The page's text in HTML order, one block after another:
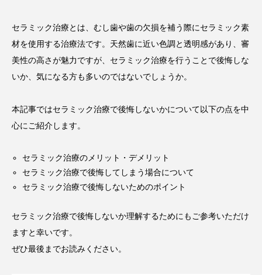
コラム セラミック
セラミック治療とは、むし歯や歯の欠損を補う際にセラミック素
材を使用する治療法です。天然歯に近い色調と透明感があり、審
美性の高さが魅力ですが、セラミック治療を行うことで後悔しな
いか、気になる方も多いのではないでしょうか。
本記事ではセラミック治療で後悔しないかについて以下の点を中
心にご紹介します。
セラミック治療のメリット・デメリット
セラミック治療で後悔してしまう場合について
セラミック治療で後悔しないためのポイント
セラミック治療で後悔しないか理解するためにもご参考いただけ
ますと幸いです。
ぜひ最後までお読みください。